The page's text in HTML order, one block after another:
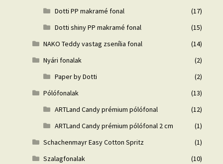
Dotti PP makramé fonal
(17)
Dotti shiny PP makramé fonal
(15)
NAKO Teddy vastag zsenília fonal
(14)
Nyári fonalak
(2)
Paper by Dotti
(2)
Pólófonalak
(13)
ARTLand Candy prémium pólófonal
(12)
ARTLand Candy prémium pólófonal 2 cm
(1)
Schachenmayr Easy Cotton Spritz
(1)
Szalagfonalak
(10)